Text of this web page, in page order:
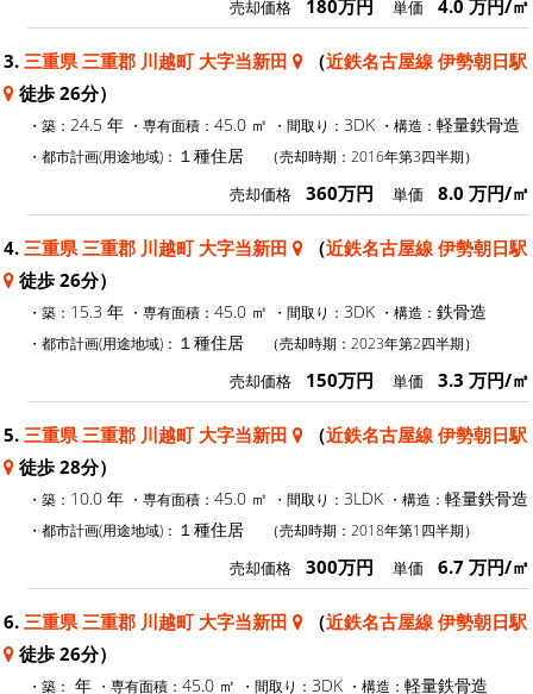
売却価格 180万円 単価 4.0 万円/㎡
3. 三重県 三重郡 川越町 大字当新田 （近鉄名古屋線 伊勢朝日駅
徒歩 26分）
・築： 24.5 年 ・専有面積： 45.0 ㎡ ・間取り： 3DK ・構造： 軽量鉄骨造
・都市計画(用途地域)： １種住居 （売却時期：2016年第3四半期）
売却価格 360万円 単価 8.0 万円/㎡
4. 三重県 三重郡 川越町 大字当新田 （近鉄名古屋線 伊勢朝日駅
徒歩 26分）
・築： 15.3 年 ・専有面積： 45.0 ㎡ ・間取り： 3DK ・構造： 鉄骨造
・都市計画(用途地域)： １種住居 （売却時期：2023年第2四半期）
売却価格 150万円 単価 3.3 万円/㎡
5. 三重県 三重郡 川越町 大字当新田 （近鉄名古屋線 伊勢朝日駅
徒歩 28分）
・築： 10.0 年 ・専有面積： 45.0 ㎡ ・間取り： 3LDK ・構造： 軽量鉄骨造
・都市計画(用途地域)： １種住居 （売却時期：2018年第1四半期）
売却価格 300万円 単価 6.7 万円/㎡
6. 三重県 三重郡 川越町 大字当新田 （近鉄名古屋線 伊勢朝日駅
徒歩 26分）
・築： 年 ・専有面積： 45.0 ㎡ ・間取り： 3DK ・構造： 軽量鉄骨造